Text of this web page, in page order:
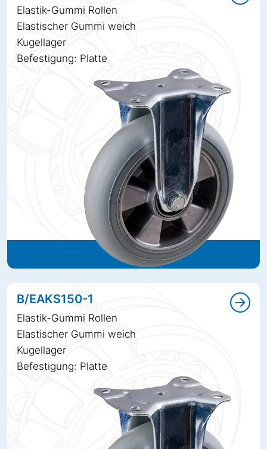
Elastik-Gummi Rollen
Elastischer Gummi weich
Kugellager
Befestigung: Platte
B/EAKS150-1
Elastik-Gummi Rollen
Elastischer Gummi weich
Kugellager
Befestigung: Platte